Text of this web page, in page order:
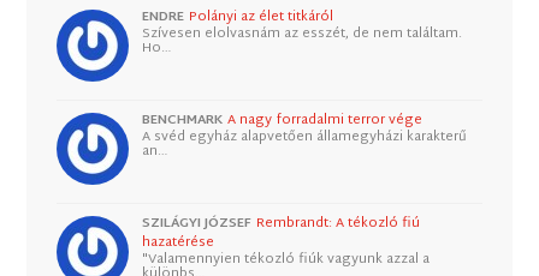
ENDRE Polányi az élet titkáról
Szívesen elolvasnám az esszét, de nem találtam.
Ho…
BENCHMARK A nagy forradalmi terror vége
A svéd egyház alapvetően államegyházi karakterű
an…
SZILÁGYI JÓZSEF Rembrandt: A tékozló fiú
hazatérése
"Valamennyien tékozló fiúk vagyunk azzal a